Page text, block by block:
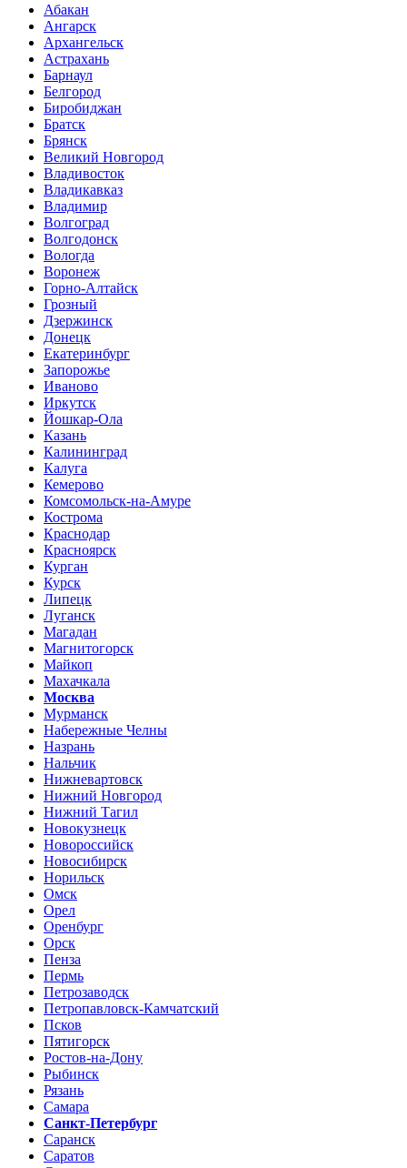
Абакан
Ангарск
Архангельск
Астрахань
Барнаул
Белгород
Биробиджан
Братск
Брянск
Великий Новгород
Владивосток
Владикавказ
Владимир
Волгоград
Волгодонск
Вологда
Воронеж
Горно-Алтайск
Грозный
Дзержинск
Донецк
Екатеринбург
Запорожье
Иваново
Иркутск
Йошкар-Ола
Казань
Калининград
Калуга
Кемерово
Комсомольск-на-Амуре
Кострома
Краснодар
Красноярск
Курган
Курск
Липецк
Луганск
Магадан
Магнитогорск
Майкоп
Махачкала
Москва
Мурманск
Набережные Челны
Назрань
Нальчик
Нижневартовск
Нижний Новгород
Нижний Тагил
Новокузнецк
Новороссийск
Новосибирск
Норильск
Омск
Орел
Оренбург
Орск
Пенза
Пермь
Петрозаводск
Петропавловск-Камчатский
Псков
Пятигорск
Ростов-на-Дону
Рыбинск
Рязань
Самара
Санкт-Петербург
Саранск
Саратов